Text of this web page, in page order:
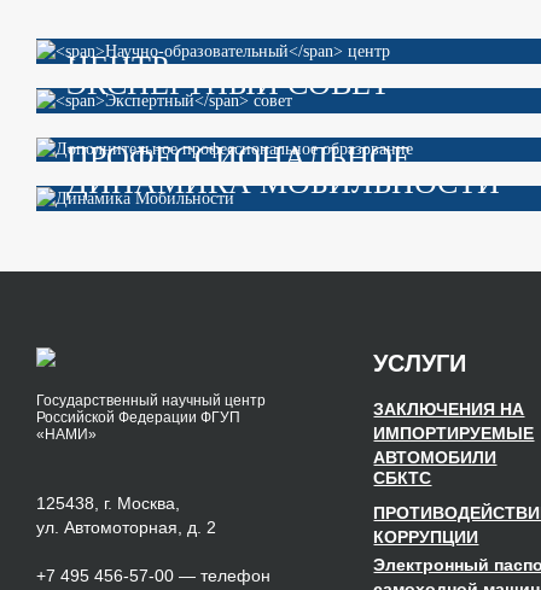
ЦЕНТР
ЭКСПЕРТНЫЙСОВЕТ
ДОПОЛНИТЕЛЬНОЕ
ПРОФЕССИОНАЛЬНОЕ
ОБРАЗОВАНИЕ
ДИНАМИКА МОБИЛЬНОСТИ
Государственный научный центр
Российской Федерации ФГУП
«НАМИ»
125438, г. Москва,
ул. Автомоторная, д. 2
+7 495 456-57-00 — телефон
УСЛУГИ
ЗАКЛЮЧЕНИЯ НА
ИМПОРТИРУЕМЫЕ
АВТОМОБИЛИ
СБКТС
КОРРУПЦИИ
Электронный